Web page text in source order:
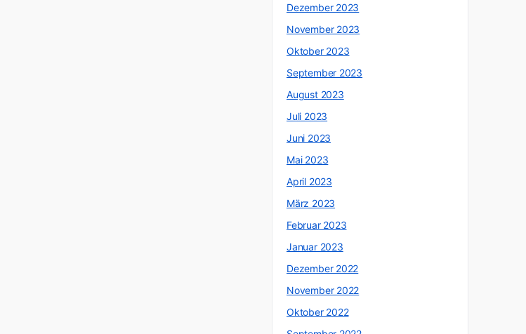
Dezember 2023
November 2023
Oktober 2023
September 2023
August 2023
Juli 2023
Juni 2023
Mai 2023
April 2023
März 2023
Februar 2023
Januar 2023
Dezember 2022
November 2022
Oktober 2022